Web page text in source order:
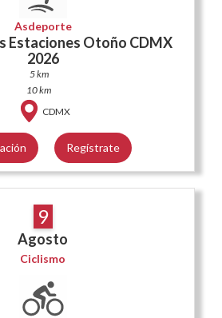
Asdeporte
Estaciones Otoño CDMX
2026
5 km
10 km
CDMX
Regístrate
9
Agosto
Ciclismo